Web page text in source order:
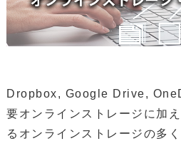
Dropbox, Google Drive,
要オンラインストレージに加
るオンラインストレージの多